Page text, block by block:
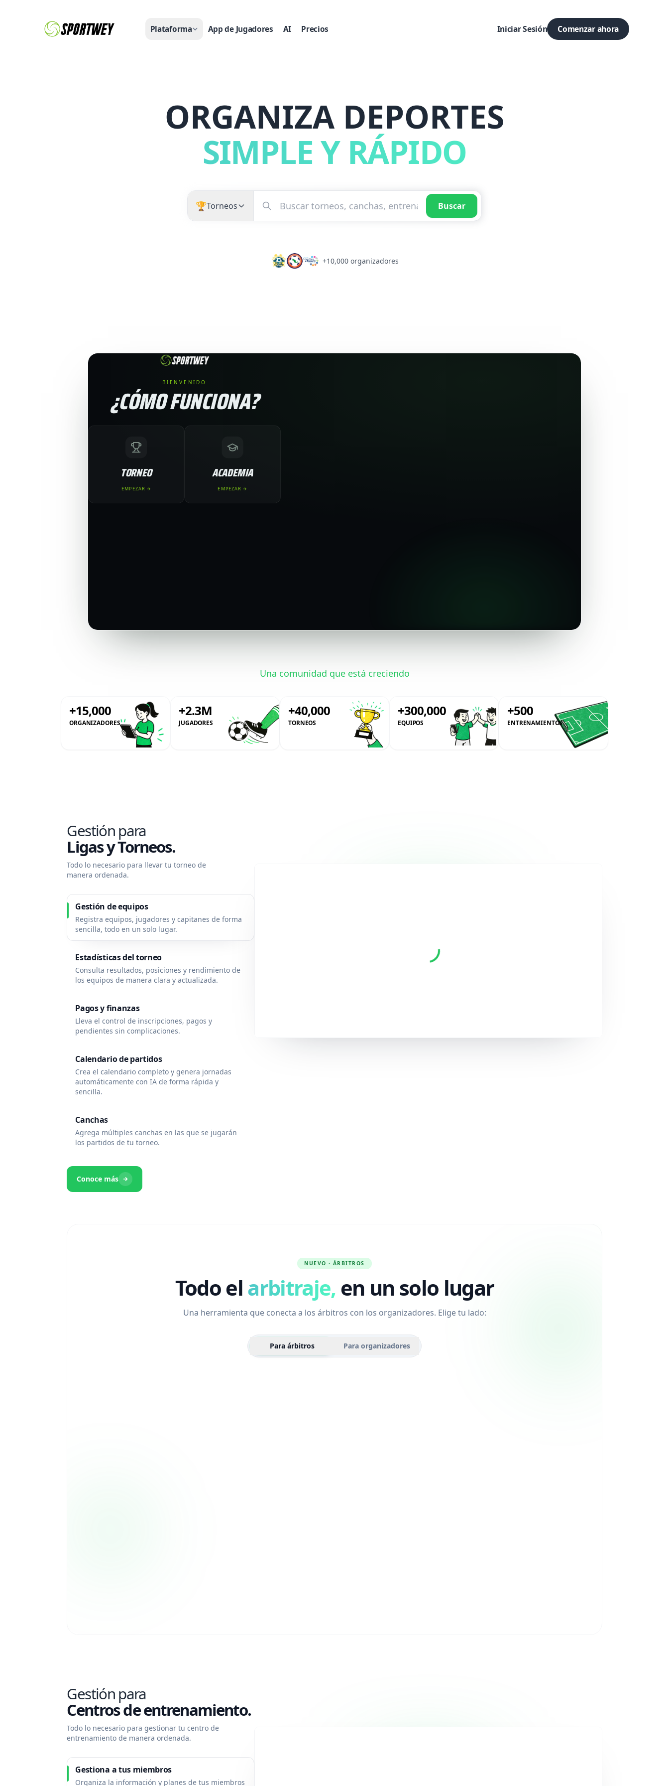
Plataforma App de Jugadores AI Precios Iniciar Sesión Comenzar ahora
ORGANIZA DEPORTES
SIMPLE Y RÁPIDO
🏆Torneos Buscar
+10,000 organizadores
BIENVENIDO
¿CÓMO FUNCIONA?
TORNEO
EMPEZAR →
ACADEMIA
EMPEZAR →
Una comunidad que está creciendo
+15,000
ORGANIZADORES
+2.3M
JUGADORES
+40,000
TORNEOS
+300,000
EQUIPOS
+500
ENTRENAMIENTOS
Gestión para
Ligas y Torneos.
Todo lo necesario para llevar tu torneo de
manera ordenada.
Gestión de equipos
Registra equipos, jugadores y capitanes de forma
sencilla, todo en un solo lugar.
Estadísticas del torneo
Consulta resultados, posiciones y rendimiento de
los equipos de manera clara y actualizada.
Pagos y finanzas
Lleva el control de inscripciones, pagos y
pendientes sin complicaciones.
Calendario de partidos
Crea el calendario completo y genera jornadas
automáticamente con IA de forma rápida y
sencilla.
Canchas
Agrega múltiples canchas en las que se jugarán
los partidos de tu torneo.
Conoce más
NUEVO · ÁRBITROS
Todo elarbitraje,en un solo lugar
Una herramienta que conecta a los árbitros con los organizadores. Elige tu lado:
Para árbitros Para organizadores
Gestión para
Centros de entrenamiento.
Todo lo necesario para gestionar tu centro de
entrenamiento de manera ordenada.
Gestiona a tus miembros
Organiza la información y planes de tus miembros